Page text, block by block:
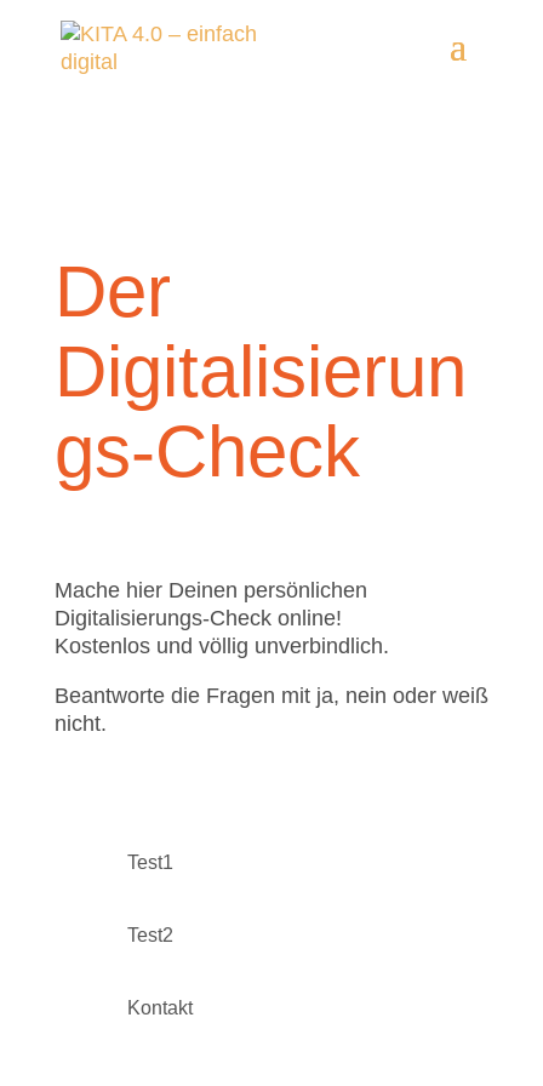
Der
Digitalisierun
gs-Check
Mache hier Deinen persönlichen
Digitalisierungs-Check online!
Kostenlos und völlig unverbindlich.
Beantworte die Fragen mit ja, nein oder weiß
nicht.
Test1
Test2
Kontakt